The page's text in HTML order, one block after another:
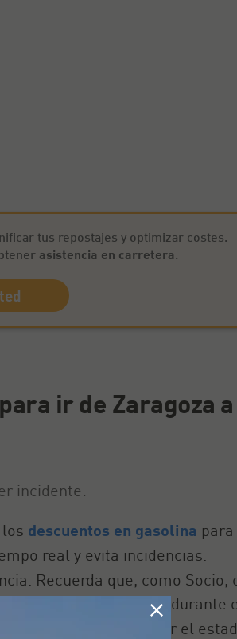
tus repostajes y optimizar costes.
asistencia en carretera.
ir de Zaragoza
incidente:
descuentos en gasolina
real y evita incidencias.
Recuerda que, como Socio,
imprevisto mecánico durante
el RACE para conocer el